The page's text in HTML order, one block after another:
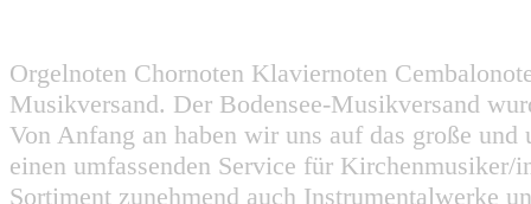
Orgelnoten Chornoten Klaviernoten
Musikversand. Der Bodensee-Musikversand
Von Anfang an haben wir uns auf das große
einen umfassenden Service für
Sortiment zunehmend auch Instrumentalwerke